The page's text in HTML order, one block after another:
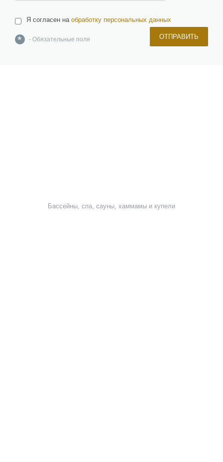
Я согласен на обработку персональных данных
* - Обязательные поля ОТПРАВИТЬ
Бассейны, спа, сауны, хаммамы и купели